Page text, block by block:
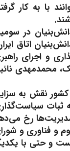
با به کار
در
اتاق
و اجرای
محمدمهدی
کشور نقش به
ثبات
تغییر مدیریت‌ها رخ
و فناوری و
و حتی با